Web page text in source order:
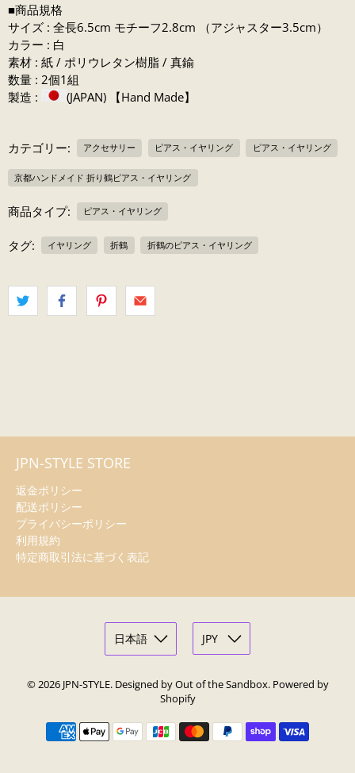
■商品規格
サイズ : 全長6.5cm モチーフ2.8cm （アジャスター3.5cm）
カラー : 白
素材 : 紙 / ポリウレタン樹脂 / 真鍮
数量 : 2個1組
製造 :
(JAPAN) 【Hand Made】
カテゴリー: アクセサリー ピアス・イヤリング ピアス・イヤリング
京都ハンドメイド 折り鶴ピアス・イヤリング
商品タイプ: ピアス・イヤリング
タグ: イヤリング 折鶴 折鶴のピアス・イヤリング
JPN-STYLE STORE
返金ポリシー
配送ポリシー
プライバシーポリシー
利用規約
特定商取引法に基づく表記
© 2026 JPN-STYLE. Designed by Out of the Sandbox. Powered by
Shopify